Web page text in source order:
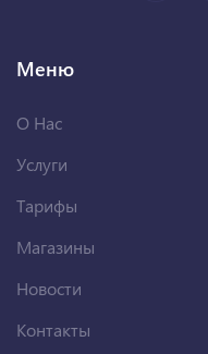
Меню
О Нас
Услуги
Тарифы
Магазины
Новости
Контакты